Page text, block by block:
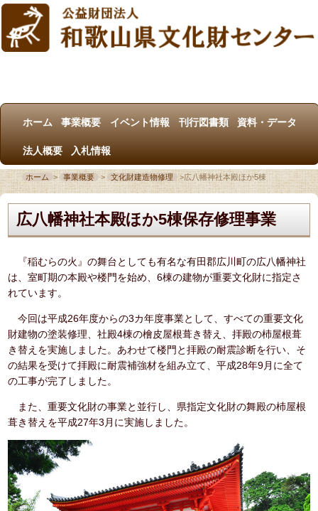
ホーム 事業概要 イベント情報 刊行図書類 資料・データ
法人概要 入札情報
ホーム > 事業概要 > 文化財建造物修理 >広八幡神社本殿ほか5棟
広八幡神社本殿ほか5棟保存修理事業
『稲むらの火』の舞台としても有名な有田郡広川町の広八幡神社
は、室町期の本殿や楼門を始め、6棟の建物が重要文化財に指定さ
れています。
今回は平成26年度からの3カ年度事業として、すべての重要文化
財建物の塗装修理、社殿4棟の檜皮屋根葺き替え、拝殿の杮屋根葺
き替えを実施しました。あわせて楼門と拝殿の耐震診断を行い、そ
の結果を受けて拝殿に耐震補強材を組み立て、平成28年9月に全て
の工事が完了しました。
また、重要文化財の事業と並行し、県指定文化財の舞殿の杮屋根
葺き替えを平成27年3月に実施しました。